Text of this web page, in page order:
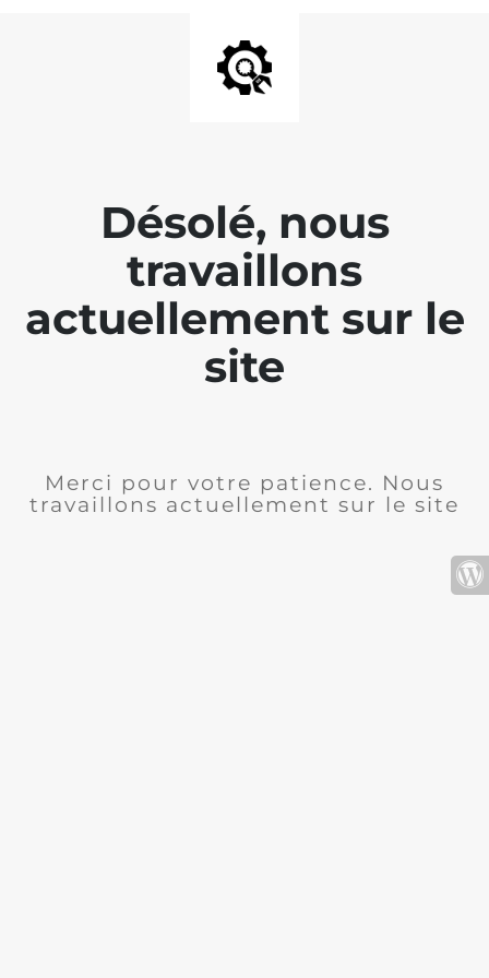
Désolé, nous
travaillons
actuellement sur le
site
Merci pour votre patience. Nous
travaillons actuellement sur le site